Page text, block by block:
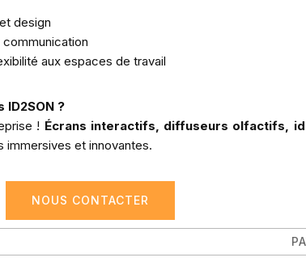
design
aux espaces de travail
?
! Écrans interactifs, diffuseurs olfactifs,
immersives et innovantes.
NOUS CONTACTER